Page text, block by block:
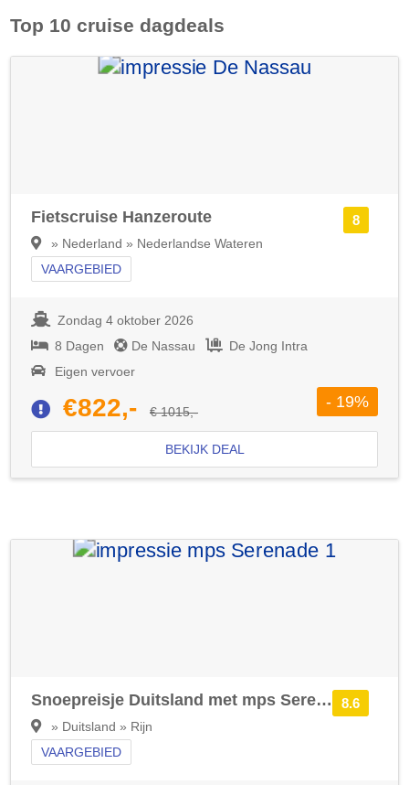
Top 10 cruise dagdeals
8
Fietscruise Hanzeroute
» Nederland » Nederlandse Wateren
VAARGEBIED
Zondag 4 oktober 2026
8 Dagen
De Nassau
De Jong Intra
Eigen vervoer
€822,- € 1015,-
- 19%
BEKIJK DEAL
8.6
Snoepreisje Duitsland met mps Serenade 1
» Duitsland » Rijn
VAARGEBIED